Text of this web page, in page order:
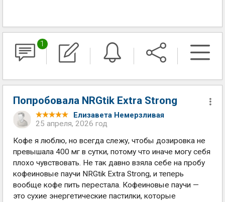
1
Попробовала NRGtik Extra Strong
Елизавета Немерзливая
25 апреля, 2026 год
Кофе я люблю, но всегда слежу, чтобы дозировка не
превышала 400 мг в сутки, потому что иначе могу себя
плохо чувствовать. Не так давно взяла себе на пробу
кофеиновые паучи NRGtik Extra Strong, и теперь
вообще кофе пить перестала. Кофеиновые паучи —
это сухие энергетические пастилки, которые